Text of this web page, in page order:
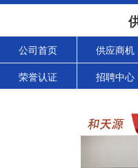
公司首页 供应商机
荣誉认证 招聘中心